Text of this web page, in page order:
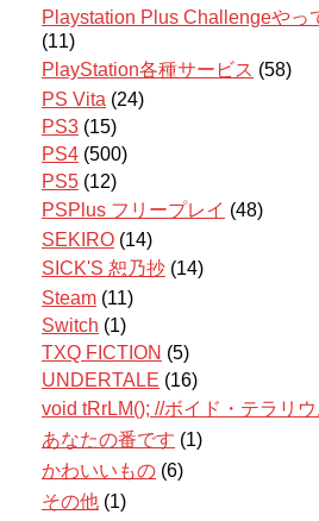
Playstation Plus Challengeやっ
(11)
PlayStation各種サービス (58)
PS Vita (24)
PS3 (15)
PS4 (500)
PS5 (12)
PSPlus フリープレイ (48)
SEKIRO (14)
SICK'S 恕乃抄 (14)
Steam (11)
Switch (1)
TXQ FICTION (5)
UNDERTALE (16)
void tRrLM(); //ボイド・テラリウ
あなたの番です (1)
かわいいもの (6)
その他 (1)